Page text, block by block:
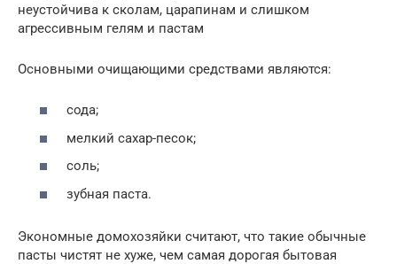
неустойчива к сколам, царапинам и слишком
агрессивным гелям и пастам
Основными очищающими средствами являются:
сода;
мелкий сахар-песок;
соль;
зубная паста.
Экономные домохозяйки считают, что такие обычные
пасты чистят не хуже, чем самая дорогая бытовая